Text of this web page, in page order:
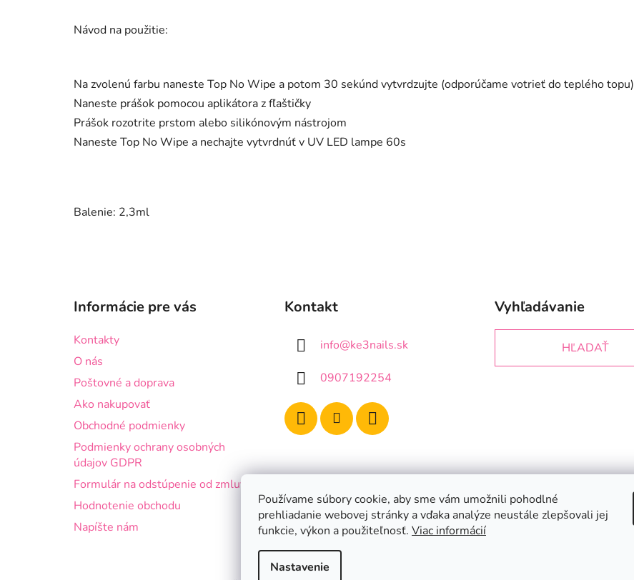
Používame súbory cookie, aby sme vám umožnili pohodlné
prehliadanie webovej stránky a vďaka analýze neustále zlepšovali jej
funkcie, výkon a použiteľnosť. Viac informácií
Nastavenie
Návod na použitie:
Na zvolenú farbu naneste Top No Wipe a potom 30 sekúnd vytvrdzujte (odporúčame votrieť do teplého topu)
Naneste prášok pomocou aplikátora z fľaštičky
Prášok rozotrite prstom alebo silikónovým nástrojom
Naneste Top No Wipe a nechajte vytvrdnúť v UV LED lampe 60s
Balenie: 2,3ml
Informácie pre vás
Kontakty
O nás
Poštovné a doprava
Ako nakupovať
Obchodné podmienky
Podmienky ochrany osobných
údajov GDPR
Formulár na odstúpenie od zmluvy
Hodnotenie obchodu
Napíšte nám
Kontakt
info@ke3nails.sk
0907192254
Vyhľadávanie
HĽADAŤ